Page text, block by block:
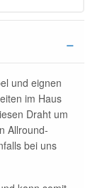
und eignen
im Haus
Draht um
Allround-
bei uns